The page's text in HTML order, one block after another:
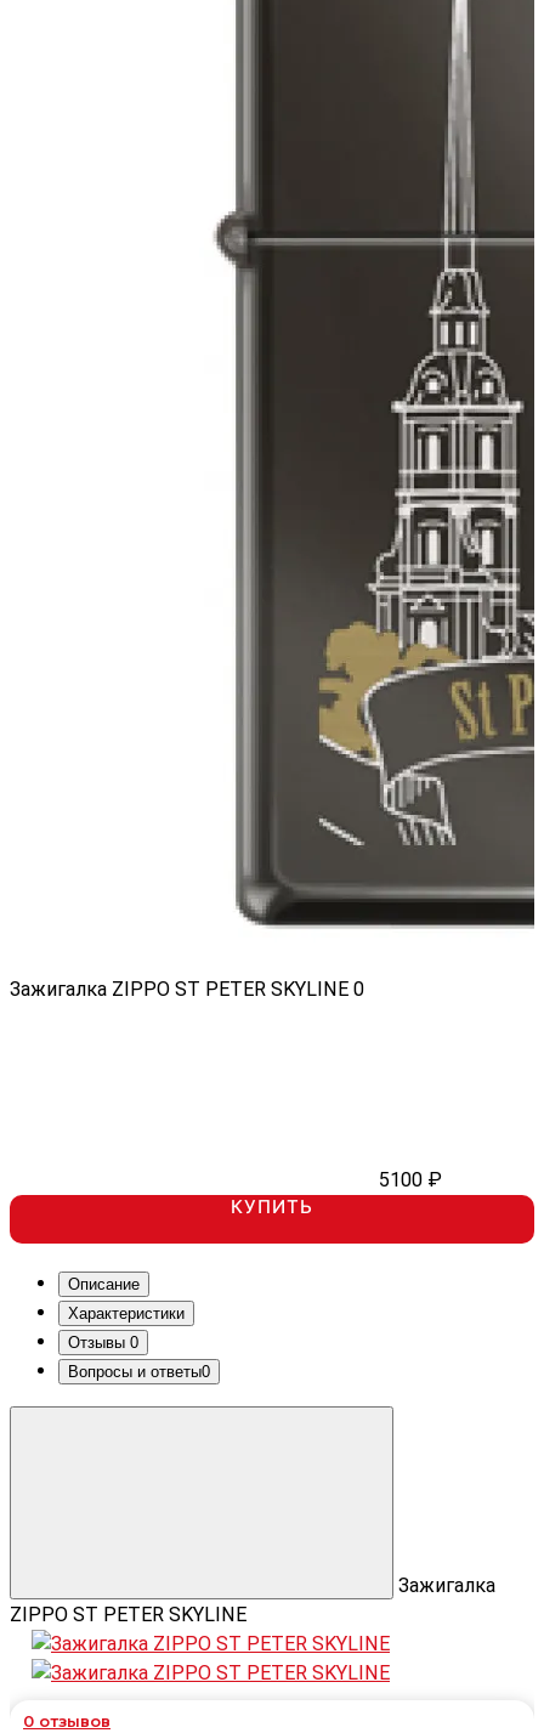
Зажигалка ZIPPO ST PETER SKYLINE 0
5100 ₽
КУПИТЬ
Описание
Характеристики
Отзывы 0
Вопросы и ответы0
Зажигалка
ZIPPO ST PETER SKYLINE
0 отзывов